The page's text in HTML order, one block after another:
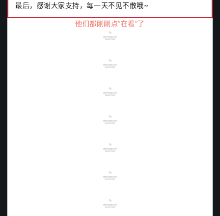
最后，感谢大家支持，每一天不见不散哦~
他们都刚刚点“在看”了